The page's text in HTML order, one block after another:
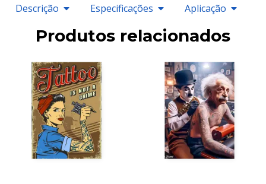
Descrição Especificações Aplicação
Produtos relacionados